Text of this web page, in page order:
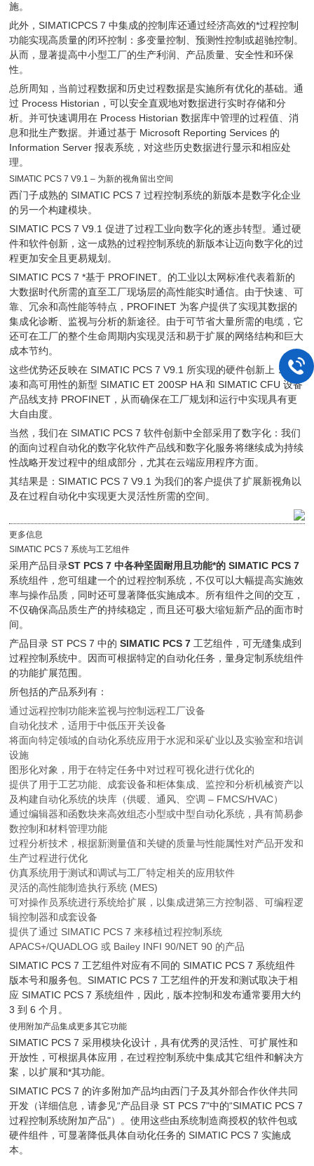
施。
此外，SIMATICPCS 7 中集成的控制库还通过经济高效的*过程控制
功能实现高质量的闭环控制：多变量控制、预测性控制或超驰控制。
从而，显著提高中小型工厂的生产利润、产品质量、安全性和环保
性。
总所周知，当前过程数据和历史过程数据是实施所有优化的基础。通
过 Process Historian，可以安全直观地对数据进行实时存储和分
析。并可快速调用在 Process Historian 数据库中管理的过程值、消
息和批生产数据。并通过基于 Microsoft Reporting Services 的
Information Server 报表系统，对这些历史数据进行显示和相应处
理。
SIMATIC PCS 7 V9.1 – 为新的视角留出空间
西门子成熟的 SIMATIC PCS 7 过程控制系统的新版本是数字化企业
的另一个构建模块。
SIMATIC PCS 7 V9.1 促进了过程工业向数字化的逐步转型。通过硬
件和软件创新，这一成熟的过程控制系统的新版本让迈向数字化的过
程更加安全且更易规划。
SIMATIC PCS 7 *基于 PROFINET。的工业以太网标准代表着新的
大数据时代所需的直至工厂现场层的高性能实时通信。由于快速、可
靠、冗余和高性能等特点，PROFINET 为客户提供了实现其数据的
集成化诊断、监视与分析的新途径。由于可节省大量所需的电缆，它
还可在工厂的整个生命周期内实现灵活和易于扩展的网络结构和巨大
成本节约。
这些优势还反映在 SIMATIC PCS 7 V9.1 所实现的硬件创新上：超紧
凑和高可用性的新型 SIMATIC ET 200SP HA 和 SIMATIC CFU 设备
产品线支持 PROFINET，从而确保在工厂规划和运行中实现具有更
大自由度。
当然，我们在 SIMATIC PCS 7 软件创新中全部采用了数字化：我们
的面向过程自动化的数字化软件产品线和数字化服务将继续成为持续
性战略开发过程中的组成部分，尤其在云端应用程序方面。
其结果是：SIMATIC PCS 7 V9.1 为我们的客户提供了扩展新视角以
及在过程自动化中实现更大灵活性所需的空间。
更多信息
SIMATIC PCS 7 系统与工艺组件
采用产品目录ST PCS 7 中各种坚固耐用且功能*的 SIMATIC PCS 7
系统组件，您可组建一个的过程控制系统，不仅可以大幅提高实施效
率与操作品质，同时还可显著降低实施成本。所有组件之间的交互，
不仅确保高品质生产的持续稳定，而且还可极大缩短新产品的面市时
间。
产品目录 ST PCS 7 中的SIMATIC PCS 7 工艺组件，可无缝集成到
过程控制系统中。因而可根据特定的自动化任务，量身定制系统组件
的功能扩展范围。
所包括的产品系列有：
通过远程控制功能来监视与控制远程工厂设备
自动化技术，适用于中低压开关设备
将面向特定领域的自动化系统应用于水泥和采矿业以及实验室和培训
设施
图形化对象，用于在特定任务中对过程可视化进行优化的
提供了用于工艺功能、成套设备和柜体集成、监控和分析机械资产以
及构建自动化系统的块库（供暖、通风、空调 – FMCS/HVAC）
通过编辑器和函数块来高效组态小型或中型自动化系统，具有简易参
数控制和材料管理功能
过程分析技术，根据新测量值和关键的质量与性能属性对产品开发和
生产过程进行优化
仿真系统用于测试和调试与工厂特定相关的应用软件
灵活的高性能制造执行系统 (MES)
可对操作员系统进行系统给扩展，以集成进第三方控制器、可编程逻
辑控制器和成套设备
提供了通过 SIMATIC PCS 7 来移植过程控制系统
APACS+/QUADLOG 或 Bailey INFI 90/NET 90 的产品
SIMATIC PCS 7 工艺组件对应有不同的 SIMATIC PCS 7 系统组件
版本号和服务包。SIMATIC PCS 7 工艺组件的开发和测试取决于相
应 SIMATIC PCS 7 系统组件，因此，版本控制和发布通常要用大约
3 到 6 个月。
使用附加产品集成更多其它功能
SIMATIC PCS 7 采用模块化设计，具有优秀的灵活性、可扩展性和
开放性，可根据具体应用，在过程控制系统中集成其它组件和解决方
案，以扩展和*其功能。
SIMATIC PCS 7 的许多附加产品均由西门子及其外部合作伙伴共同
开发（详细信息，请参见“产品目录 ST PCS 7"中的“SIMATIC PCS 7
过程控制系统附加产品"）。使用这些由系统制造商授权的软件包或
硬件组件，可显著降低具体自动化任务的 SIMATIC PCS 7 实施成
本。